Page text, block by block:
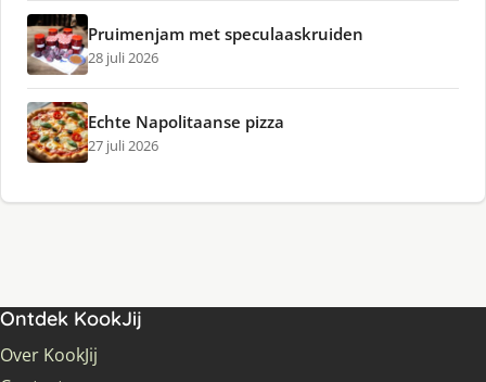
Pruimenjam met speculaaskruiden
28 juli 2026
Echte Napolitaanse pizza
27 juli 2026
Ontdek KookJij
Over KookJij